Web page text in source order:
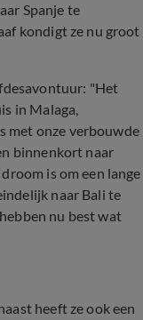
Spanje te
kondigt ze nu groot
"Het
in Malaga,
met onze verbouwde
binnenkort naar
is om een lange
naar Bali te
nu best wat
heeft ze ook een